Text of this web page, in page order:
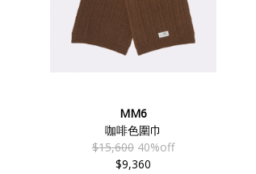
MM6
咖啡色圍巾
$15,600 40%off
$9,360